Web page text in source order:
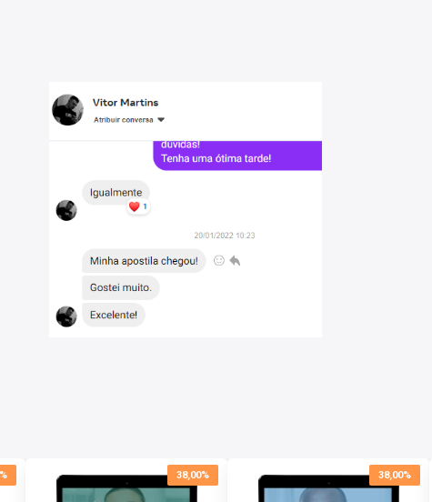
- CE 2022:
– IDIB
as informações para baixar a apostila digital.
será liberado na data informada no site.
38,00% 38,00%